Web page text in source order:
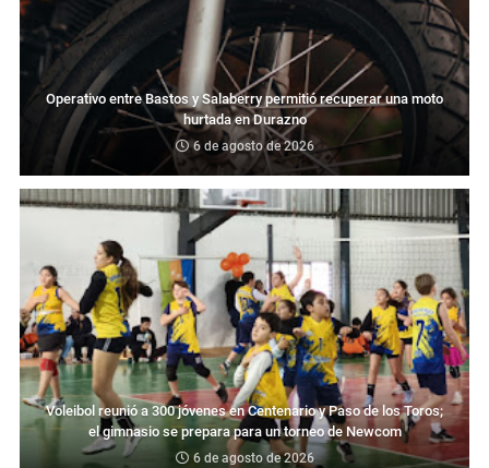
Operativo entre Bastos y Salaberry permitió recuperar una moto
hurtada en Durazno
6 de agosto de 2026
Voleibol reunió a 300 jóvenes en Centenario y Paso de los Toros;
el gimnasio se prepara para un torneo de Newcom
6 de agosto de 2026